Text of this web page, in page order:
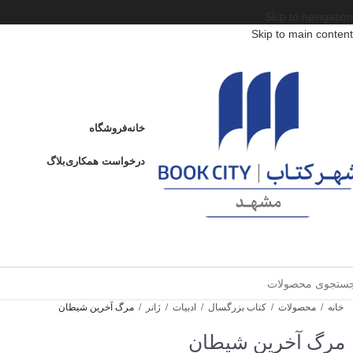
Skip to main content
خانهفروشگاه
درخواست همکاریبلاگ
خانه / محصولات / کتاب بزرگسال / ادبیات / ژانر / مرگ آخرین شیطان
مرگ آخرین شیطان